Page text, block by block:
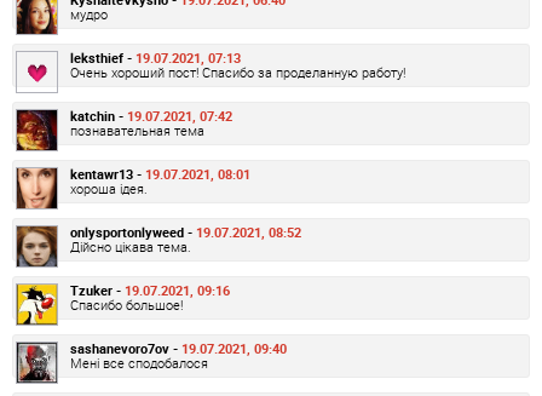
мудро
leksthief - 19.07.2021, 07:13
Очень хороший пост! Спасибо за проделанную работу!
katchin - 19.07.2021, 07:42
познавательная тема
kentawr13 - 19.07.2021, 08:01
хороша ідея.
onlysportonlyweed - 19.07.2021, 08:52
Дійсно цікава тема.
Tzuker - 19.07.2021, 09:16
Спасибо большое!
sashanevoro7ov - 19.07.2021, 09:40
Мені все сподобалося